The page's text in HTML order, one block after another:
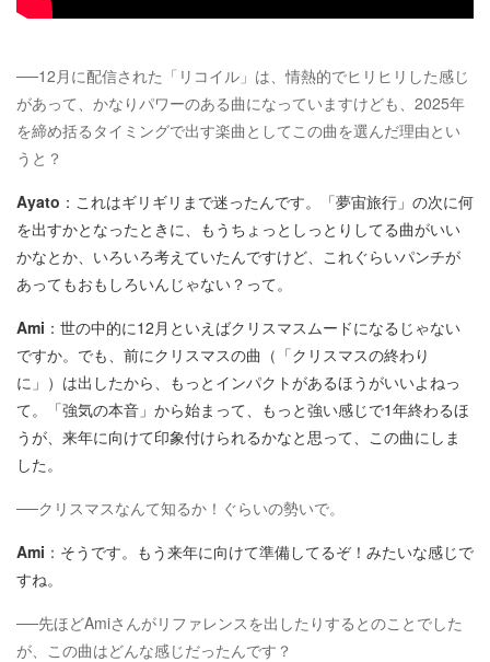
──12月に配信された「リコイル」は、情熱的でヒリヒリした感じ
があって、かなりパワーのある曲になっていますけども、2025年
を締め括るタイミングで出す楽曲としてこの曲を選んだ理由とい
うと？
Ayato ：これはギリギリまで迷ったんです。「夢宙旅行」の次に何
を出すかとなったときに、もうちょっとしっとりしてる曲がいい
かなとか、いろいろ考えていたんですけど、これぐらいパンチが
あってもおもしろいんじゃない？って。
Ami ：世の中的に12月といえばクリスマスムードになるじゃない
ですか。でも、前にクリスマスの曲（「クリスマスの終わり
に」）は出したから、もっとインパクトがあるほうがいいよねっ
て。「強気の本音」から始まって、もっと強い感じで1年終わるほ
うが、来年に向けて印象付けられるかなと思って、この曲にしま
した。
──クリスマスなんて知るか！ぐらいの勢いで。
Ami ：そうです。もう来年に向けて準備してるぞ！みたいな感じで
すね。
──先ほどAmiさんがリファレンスを出したりするとのことでした
が、この曲はどんな感じだったんです？